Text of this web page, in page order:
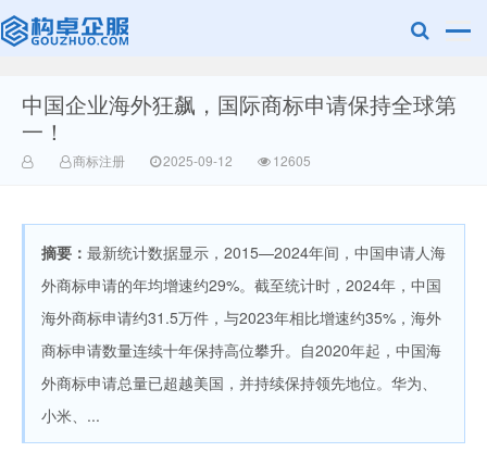
赣州兰之新知
中国企业海外狂飙，国际商标申请保持全球第
一！
商标注册 2025-09-12 12605
摘要： 最新统计数据显示，2015—2024年间，中国申请人海
外商标申请的年均增速约29%。截至统计时，2024年，中国
海外商标申请约31.5万件，与2023年相比增速约35%，海外
商标申请数量连续十年保持高位攀升。自2020年起，中国海
外商标申请总量已超越美国，并持续保持领先地位。华为、
小米、...